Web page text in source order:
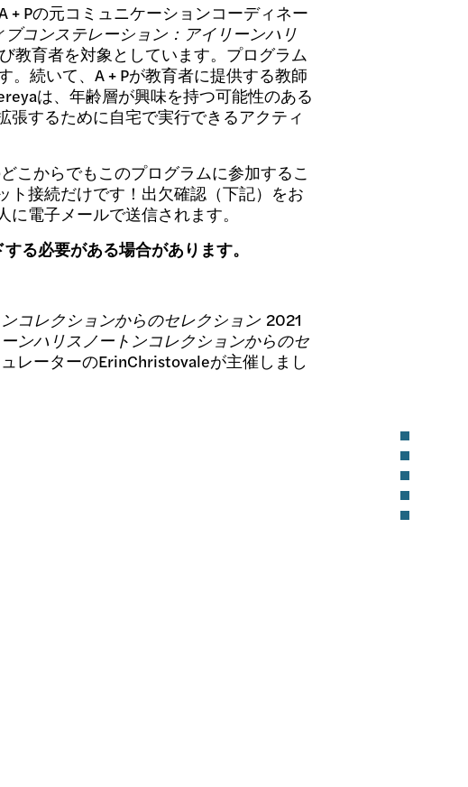
+ Pの元コミュニケーションコーディネー
ブコンステレーション：アイリーンハリ
教育者を対象としています。プログラム
。続いて、A + Pが教育者に提供する教師
は、年齢層が興味を持つ可能性のある
するために自宅で実行できるアクティ
こからでもこのプログラムに参加するこ
ト接続だけです！出欠確認（下記）をお
電子メールで送信されます。
る必要がある場合があります。
コレクションからのセレクション2021
ンハリスノートンコレクションからのセ
レーターのErinChristovaleが主催しまし